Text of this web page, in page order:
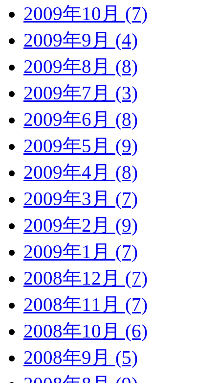
2009年10月 (7)
2009年9月 (4)
2009年8月 (8)
2009年7月 (3)
2009年6月 (8)
2009年5月 (9)
2009年4月 (8)
2009年3月 (7)
2009年2月 (9)
2009年1月 (7)
2008年12月 (7)
2008年11月 (7)
2008年10月 (6)
2008年9月 (5)